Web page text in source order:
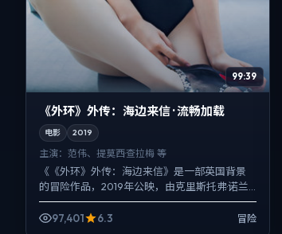
99:39
《外环》外传：海边来信 · 流畅加载
电影 2019
主演： 范伟、提莫西·查拉梅 等
《《外环》外传：海边来信》是一部英国背景
的冒险作品，2019年公映，由克里斯托弗·诺兰
执导，范伟、提莫西·查拉梅、佛罗伦斯·皮尤等
主演。用双线叙...
97,401 6.3 冒险